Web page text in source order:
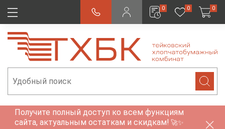
0 0 0
Получите полный доступ ко всем функциям
сайта, актуальным остаткам и скидкам! 🚀✨